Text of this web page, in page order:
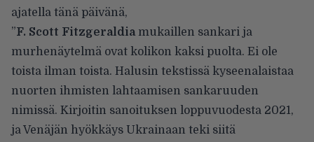
ajatella tänä päivänä,
”F. Scott Fitzgeraldiamukaillen sankari ja
murhenäytelmä ovat kolikon kaksi puolta. Ei ole
toista ilman toista. Halusin tekstissä kyseenalaistaa
nuorten ihmisten lahtaamisen sankaruuden
nimissä. Kirjoitin sanoituksen loppuvuodesta 2021,
ja Venäjän hyökkäys Ukrainaan teki siitä